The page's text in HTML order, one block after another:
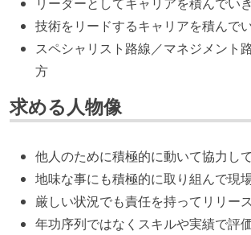
技術をリードするキャリアを積んで
スペシャリスト路線／マネジメント
方
求める人物像
他人のために積極的に動いて協力し
地味な事にも積極的に取り組んで現
厳しい状況でも責任を持ってリリー
年功序列ではなくスキルや実績で評